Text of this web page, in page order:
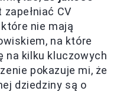
CV
nie mają
na które
na kilku kluczowych
pokazuje mi, że
dziedziny są o